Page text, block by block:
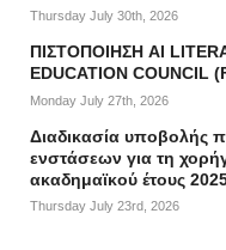
Thursday July 30th, 2026
ΠΙΣΤΟΠΟΙΗΣΗ AI
EDUCATION
Monday July 27th, 2026
Διαδικασία υποβολής
ενστάσεων για τη
ακαδημαϊκού έτους
Thursday July 23rd, 2026